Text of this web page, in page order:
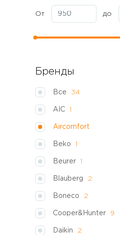
От до
Бренды
Все 34
AIC 1
Aircomfort
Beko 1
Beurer 1
Blauberg 2
Boneco 2
Cooper&Hunter 9
Daikin 2